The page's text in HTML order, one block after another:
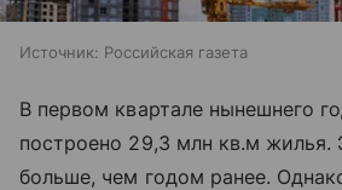
Источник: Российская газета
В первом квартале нынешнего
построено 29,3 млн кв.м жилья.
больше, чем годом ранее.